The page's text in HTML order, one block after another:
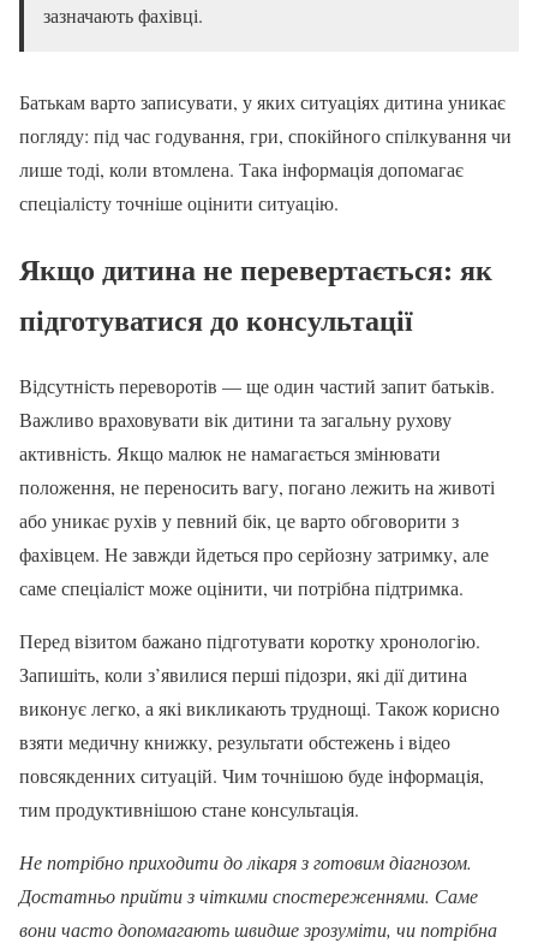
зазначають фахівці.
Батькам варто записувати, у яких ситуаціях дитина уникає
погляду: під час годування, гри, спокійного спілкування чи
лише тоді, коли втомлена. Така інформація допомагає
спеціалісту точніше оцінити ситуацію.
Якщо дитина не перевертається: як
підготуватися до консультації
Відсутність переворотів — ще один частий запит батьків.
Важливо враховувати вік дитини та загальну рухову
активність. Якщо малюк не намагається змінювати
положення, не переносить вагу, погано лежить на животі
або уникає рухів у певний бік, це варто обговорити з
фахівцем. Не завжди йдеться про серйозну затримку, але
саме спеціаліст може оцінити, чи потрібна підтримка.
Перед візитом бажано підготувати коротку хронологію.
Запишіть, коли з’явилися перші підозри, які дії дитина
виконує легко, а які викликають труднощі. Також корисно
взяти медичну книжку, результати обстежень і відео
повсякденних ситуацій. Чим точнішою буде інформація,
тим продуктивнішою стане консультація.
Не потрібно приходити до лікаря з готовим діагнозом.
Достатньо прийти з чіткими спостереженнями. Саме
вони часто допомагають швидше зрозуміти, чи потрібна